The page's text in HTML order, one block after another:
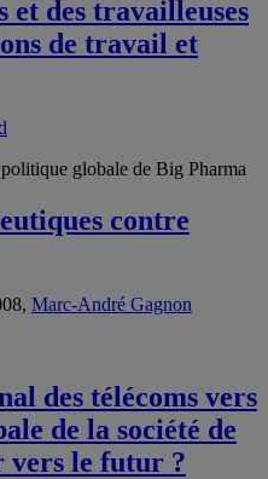
des travailleuses
de travail et
globale de Big Pharma
contre
Marc-André Gagnon
des télécoms vers
de la société de
vers le futur ?